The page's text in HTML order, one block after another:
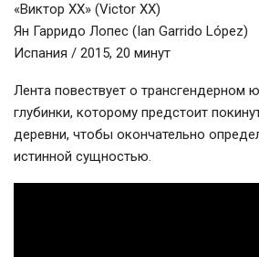
«Виктор ХХ» (Victor XX)
Ян Гарридо Лопес (Ian Garrido López)
Испания / 2015, 20 минут
Лента повествует о трансгендерном
глубинки, которому предстоит
деревни, чтобы окончательно
истинной сущностью.